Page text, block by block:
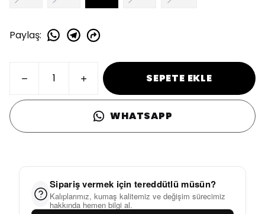
Paylaş:
SEPETE EKLE
WHATSAPP
Sipariş vermek için tereddütlü müsün?
Kalıplarımız, kumaş kalitemiz ve değişim sürecimiz
hakkında hemen bilgi al.